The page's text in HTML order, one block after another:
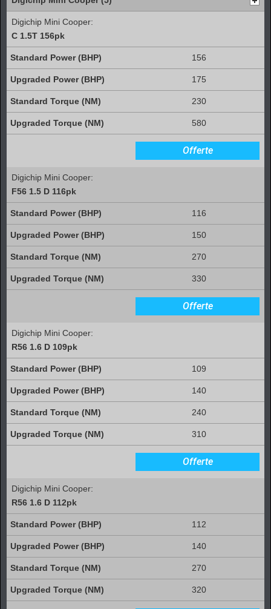
Digichip Mini Cooper:
C 1.5T 156pk
156
175
230
580
Offerte
Digichip Mini Cooper:
F56 1.5 D 116pk
116
150
270
330
Offerte
Digichip Mini Cooper:
R56 1.6 D 109pk
109
140
240
310
Offerte
Digichip Mini Cooper:
R56 1.6 D 112pk
112
140
270
320